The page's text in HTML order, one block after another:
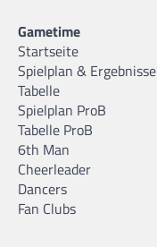
Gametime
Startseite
Spielplan & Ergebnisse
Tabelle
Spielplan ProB
Tabelle ProB
6th Man
Cheerleader
Dancers
Fan Clubs